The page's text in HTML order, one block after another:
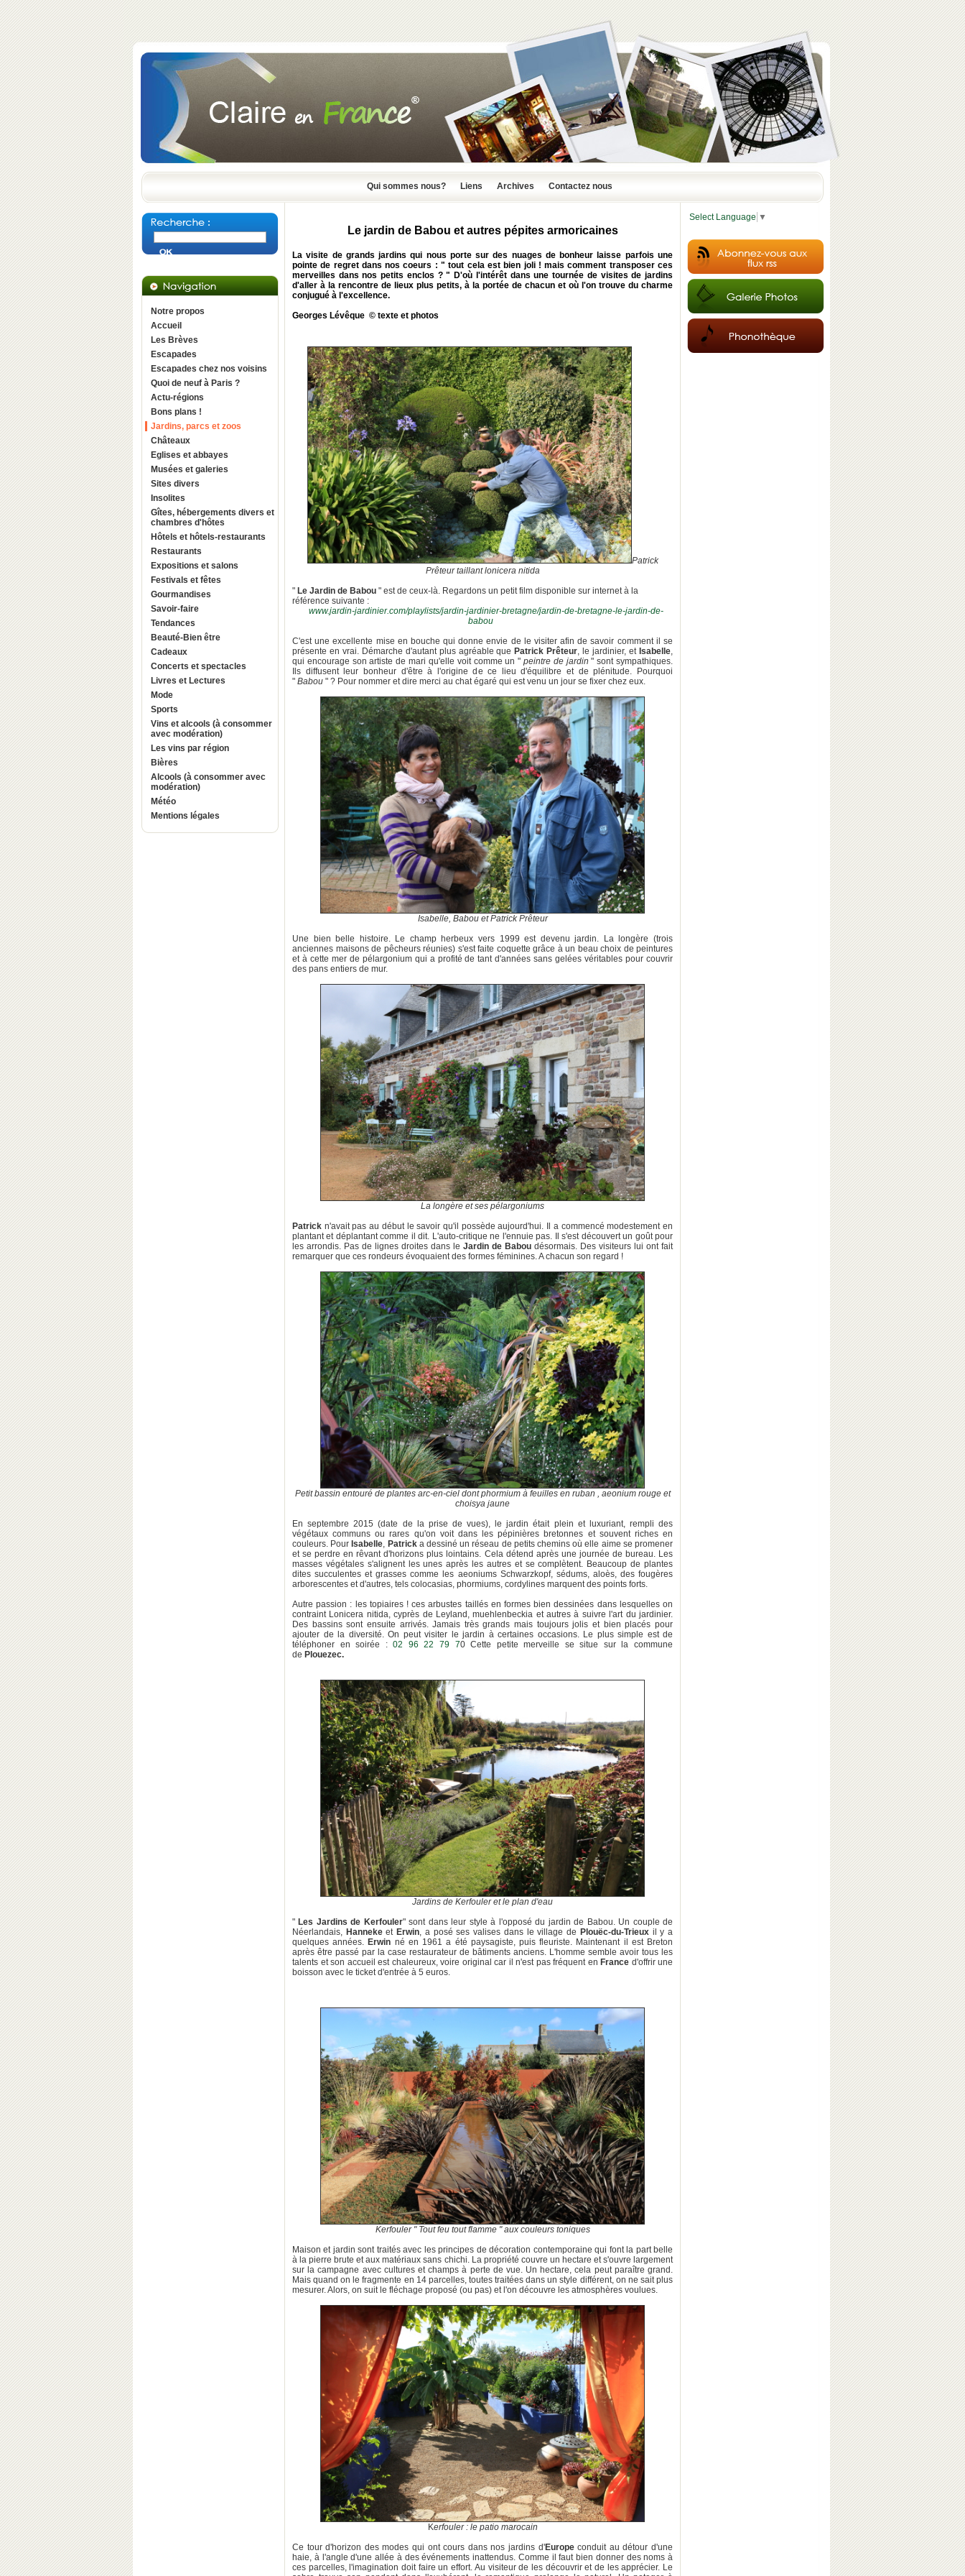
Qui sommes nous? Liens Archives Contactez nous
Notre propos
Accueil
Les Brèves
Escapades
Escapades chez nos voisins
Quoi de neuf à Paris ?
Actu-régions
Bons plans !
Jardins, parcs et zoos
Châteaux
Eglises et abbayes
Musées et galeries
Sites divers
Insolites
Gîtes, hébergements divers et
chambres d'hôtes
Hôtels et hôtels-restaurants
Restaurants
Expositions et salons
Festivals et fêtes
Gourmandises
Savoir-faire
Tendances
Beauté-Bien être
Cadeaux
Concerts et spectacles
Livres et Lectures
Mode
Sports
Vins et alcools (à consommer
avec modération)
Les vins par région
Bières
Alcools (à consommer avec
modération)
Météo
Mentions légales
Le jardin de Babou et autres pépites armoricaines
La visite de grands jardins qui nous porte sur des nuages de bonheur laisse parfois une
pointe de regret dans nos coeurs : " tout cela est bien joli ! mais comment transposer ces
merveilles dans nos petits enclos ? " D'où l'intérêt dans une tournée de visites de jardins
d'aller à la rencontre de lieux plus petits, à la portée de chacun et où l'on trouve du charme
conjugué à l'excellence.
Georges Lévêque © texte et photos
Patrick
Prêteur taillant lonicera nitida
" Le Jardin de Babou " est de ceux-là. Regardons un petit film disponible sur internet à la
référence suivante :
www.jardin-jardinier.com/playlists/jardin-jardinier-bretagne/jardin-de-bretagne-le-jardin-de-
babou
C'est une excellente mise en bouche qui donne envie de le visiter afin de savoir comment il se
présente en vrai. Démarche d'autant plus agréable que Patrick Prêteur, le jardinier, et Isabelle,
qui encourage son artiste de mari qu'elle voit comme un " peintre de jardin " sont sympathiques.
Ils diffusent leur bonheur d'être à l'origine de ce lieu d'équilibre et de plénitude. Pourquoi
" Babou " ? Pour nommer et dire merci au chat égaré qui est venu un jour se fixer chez eux.
Isabelle, Babou et Patrick Prêteur
Une bien belle histoire. Le champ herbeux vers 1999 est devenu jardin. La longère (trois
anciennes maisons de pêcheurs réunies) s'est faite coquette grâce à un beau choix de peintures
et à cette mer de pélargonium qui a profité de tant d'années sans gelées véritables pour couvrir
des pans entiers de mur.
La longère et ses pélargoniums
Patrick n'avait pas au début le savoir qu'il possède aujourd'hui. Il a commencé modestement en
plantant et déplantant comme il dit. L'auto-critique ne l'ennuie pas. Il s'est découvert un goût pour
les arrondis. Pas de lignes droites dans le Jardin de Babou désormais. Des visiteurs lui ont fait
remarquer que ces rondeurs évoquaient des formes féminines. A chacun son regard !
Petit bassin entouré de plantes arc-en-ciel dont phormium à feuilles en ruban , aeonium rouge et
choisya jaune
En septembre 2015 (date de la prise de vues), le jardin était plein et luxuriant, rempli des
végétaux communs ou rares qu'on voit dans les pépinières bretonnes et souvent riches en
couleurs. Pour Isabelle, Patricka dessiné un réseau de petits chemins où elle aime se promener
et se perdre en rêvant d'horizons plus lointains. Cela détend après une journée de bureau. Les
masses végétales s'alignent les unes après les autres et se complètent. Beaucoup de plantes
dites succulentes et grasses comme les aeoniums Schwarzkopf, sédums, aloès, des fougères
arborescentes et d'autres, tels colocasias, phormiums, cordylines marquent des points forts.
Autre passion : les topiaires ! ces arbustes taillés en formes bien dessinées dans lesquelles on
contraint Lonicera nitida, cyprès de Leyland, muehlenbeckia et autres à suivre l'art du jardinier.
Des bassins sont ensuite arrivés. Jamais très grands mais toujours jolis et bien placés pour
ajouter de la diversité. On peut visiter le jardin à certaines occasions. Le plus simple est de
téléphoner en soirée :02 96 22 79 70 Cette petite merveille se situe sur la commune
de Plouezec.
Jardins de Kerfouler et le plan d'eau
" Les Jardins de Kerfouler" sont dans leur style à l'opposé du jardin de Babou. Un couple de
Néerlandais, Hannekeet Erwin, a posé ses valises dans le village de Plouëc-du-Trieuxil y a
quelques années. Erwin né en 1961 a été paysagiste, puis fleuriste. Maintenant il est Breton
après être passé par la case restaurateur de bâtiments anciens. L'homme semble avoir tous les
talents et son accueil est chaleureux, voire original car il n'est pas fréquent en France d'offrir une
boisson avec le ticket d'entrée à 5 euros.
Kerfouler " Tout feu tout flamme " aux couleurs toniques
Maison et jardin sont traités avec les principes de décoration contemporaine qui font la part belle
à la pierre brute et aux matériaux sans chichi. La propriété couvre un hectare et s'ouvre largement
sur la campagne avec cultures et champs à perte de vue. Un hectare, cela peut paraître grand.
Mais quand on le fragmente en 14 parcelles, toutes traitées dans un style différent, on ne sait plus
mesurer. Alors, on suit le fléchage proposé (ou pas) et l'on découvre les atmosphères voulues.
Kerfouler : le patio marocain
Ce tour d'horizon des modes qui ont cours dans nos jardins d'Europeconduit au détour d'une
haie, à l'angle d'une allée à des événements inattendus. Comme il faut bien donner des noms à
ces parcelles, l'imagination doit faire un effort. Au visiteur de les découvrir et de les apprécier. Le
Select Language ▼